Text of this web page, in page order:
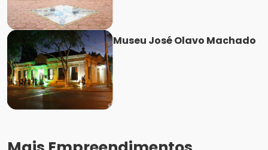
Museu José Olavo Machado